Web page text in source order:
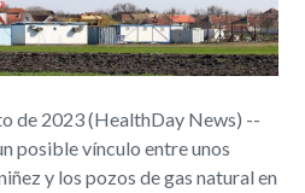
de 2023 (HealthDay News) --
posible vínculo entre unos
y los pozos de gas natural en